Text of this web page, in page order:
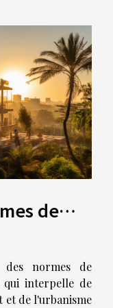
de
des normes de
qui interpelle de
et de l'urbanisme